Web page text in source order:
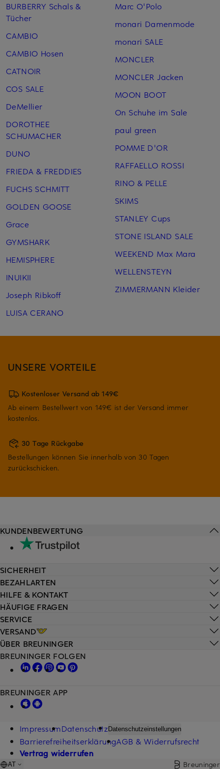
BURBERRY Schals &
Tücher
CAMBIO
CAMBIO Hosen
CATNOIR
COS SALE
DeMellier
DOROTHEE
SCHUMACHER
DUNO
FRIEDA & FREDDIES
FUCHS SCHMITT
GOLDEN GOOSE
Grace
GYMSHARK
HEMISPHERE
INUIKII
Joseph Ribkoff
LUISA CERANO
Marc O'Polo
monari Damenmode
monari SALE
MONCLER
MONCLER Jacken
MOON BOOT
On Schuhe im Sale
paul green
POMME D'OR
RAFFAELLO ROSSI
RINO & PELLE
SKIMS
STANLEY Cups
STONE ISLAND SALE
WEEKEND Max Mara
WELLENSTEYN
ZIMMERMANN Kleider
UNSERE VORTEILE
Kostenloser Versand ab 149€
Ab einem Bestellwert von 149€ ist der Versand immer
kostenlos.
30 Tage Rückgabe
Bestellungen können Sie innerhalb von 30 Tagen
zurückschicken.
HILFE & KONTAKT
HÄUFIGE FRAGEN
SERVICE
VERSAND
KUNDENBEWERTUNG
SICHERHEIT
BEZAHLARTEN
ÜBER BREUNINGER
BREUNINGER FOLGEN
BREUNINGER APP
ImpressumDatenschutz Datenschutzeinstellungen
BarrierefreiheitserklärungAGB & Widerrufsrecht
Vertrag widerrufen
AT Breuninger